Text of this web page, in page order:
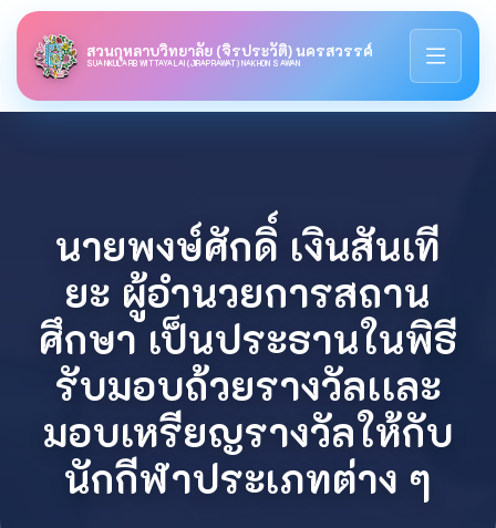
สวนกุหลาบวิทยาลัย (จิรประวัติ) นครสวรรค์
SUANKULARB WITTAYALAI (JIRAPRAWAT) NAKHON SAWAN
นายพงษ์ศักดิ์ เงินสันเที
ยะ ผู้อำนวยการสถาน
ศึกษา เป็นประธานในพิธี
รับมอบถ้วยรางวัลเเละ
มอบเหรียญรางวัลให้กับ
นักกีฬาประเภทต่าง ๆ